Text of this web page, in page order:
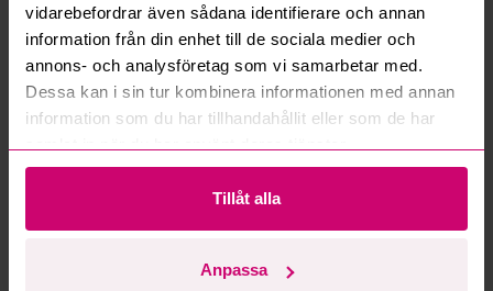
vidarebefordrar även sådana identifierare och annan
information från din enhet till de sociala medier och
annons- och analysföretag som vi samarbetar med.
Dessa kan i sin tur kombinera informationen med annan
information som du har tillhandahållit eller som de har
Tillåt alla
Anpassa
Mer från samma kategori